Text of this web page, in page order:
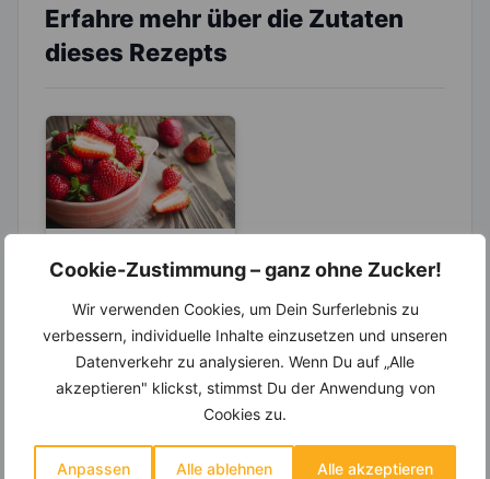
Cookie-Zustimmung – ganz ohne Zucker!
Wir verwenden Cookies, um Dein Surferlebnis zu
verbessern, individuelle Inhalte einzusetzen und unseren
Datenverkehr zu analysieren. Wenn Du auf „Alle
akzeptieren" klickst, stimmst Du der Anwendung von
Cookies zu.
Anpassen Alle ablehnen Alle akzeptieren
Erfahre mehr über die Zutaten
dieses Rezepts
LEBENSMITTEL
Abnehmen –
Wusstest du, das
sie botanisch
gesehen Nüsse
Rund 150.000 Tonnen
Erdbeeren werden
jährlich allein in
Deutschland geerntet.
sie in Niedersachen,...